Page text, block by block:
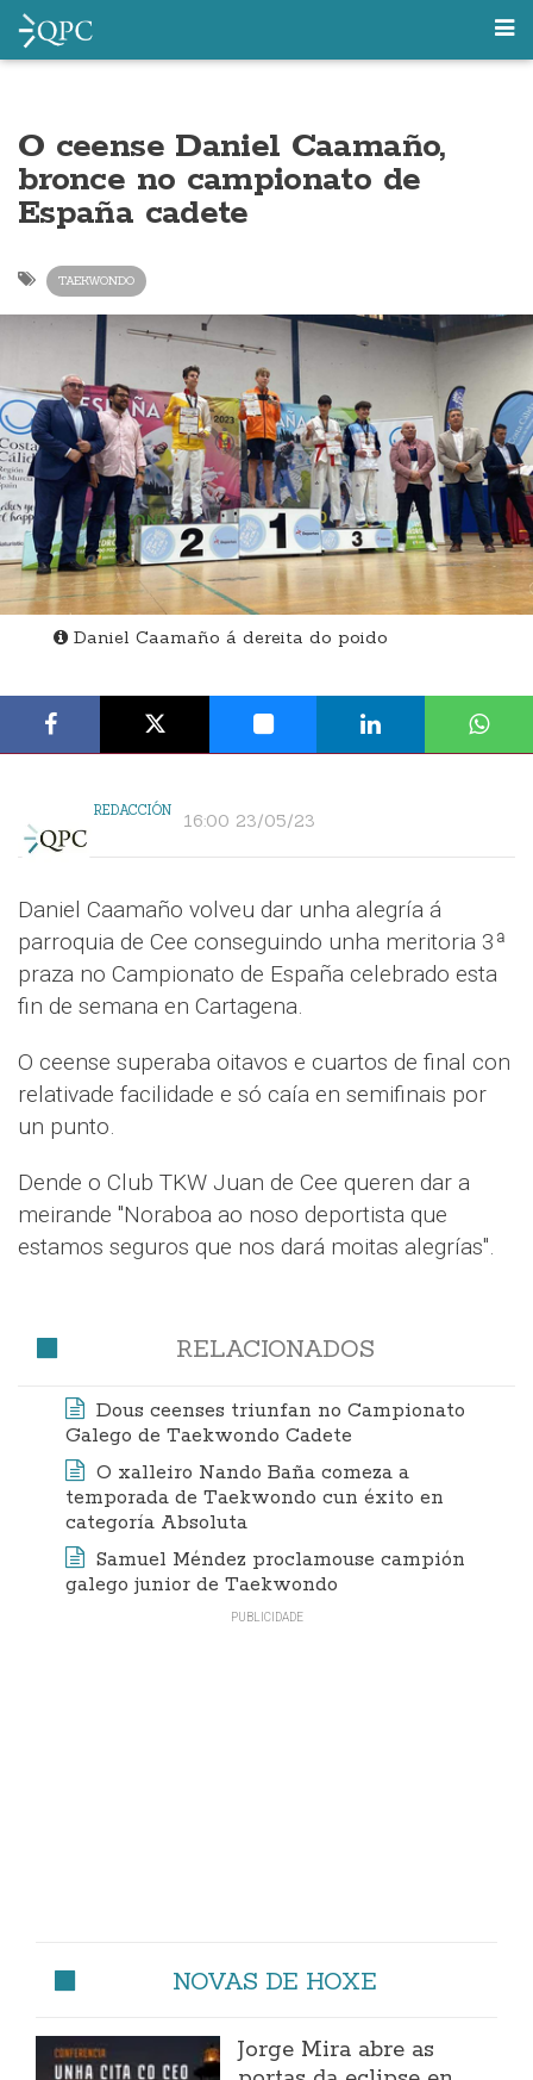
O ceense Daniel Caamaño,
bronce no campionato de
España cadete
TAEKWONDO
Daniel Caamaño á dereita do poido
REDACCIÓN 16:00 23/05/23
Daniel Caamaño volveu dar unha alegría á
parroquia de Cee conseguindo unha meritoria 3ª
praza no Campionato de España celebrado esta
fin de semana en Cartagena.
O ceense superaba oitavos e cuartos de final con
relativade facilidade e só caía en semifinais por
un punto.
Dende o Club TKW Juan de Cee queren dar a
meirande "Noraboa ao noso deportista que
estamos seguros que nos dará moitas alegrías".
RELACIONADOS
Dous ceenses triunfan no Campionato
Galego de Taekwondo Cadete
O xalleiro Nando Baña comeza a
temporada de Taekwondo cun éxito en
categoría Absoluta
Samuel Méndez proclamouse campión
galego junior de Taekwondo
NOVAS DE HOXE
Jorge Mira abre as